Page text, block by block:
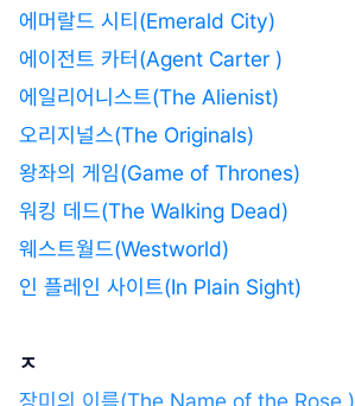
에머랄드 시티(Emerald City)
에이전트 카터(Agent Carter )
에일리어니스트(The Alienist)
오리지널스(The Originals)
왕좌의 게임(Game of Thrones)
워킹 데드(The Walking Dead)
웨스트월드(Westworld)
인 플레인 사이트(In Plain Sight)
ㅈ
장미의 이름(The Name of the Rose )